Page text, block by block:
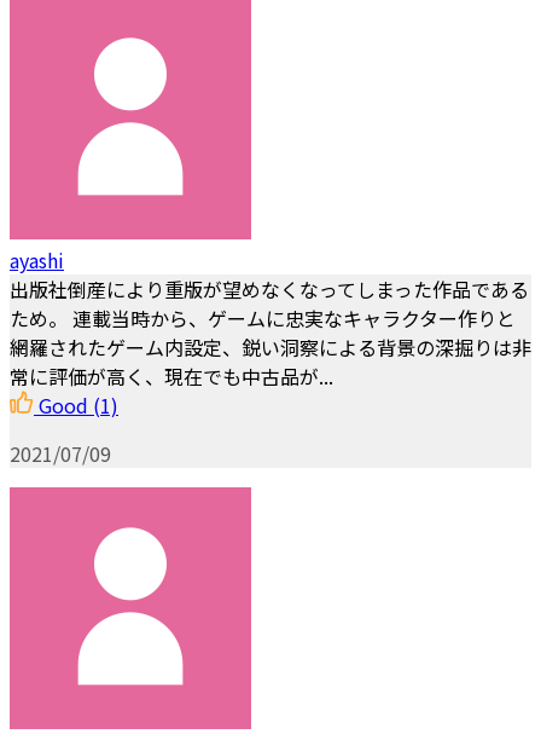
ayashi
出版社倒産により重版が望めなくなってしまった作品である
ため。 連載当時から、ゲームに忠実なキャラクター作りと
網羅されたゲーム内設定、鋭い洞察による背景の深掘りは非
常に評価が高く、現在でも中古品が...
Good (1)
2021/07/09